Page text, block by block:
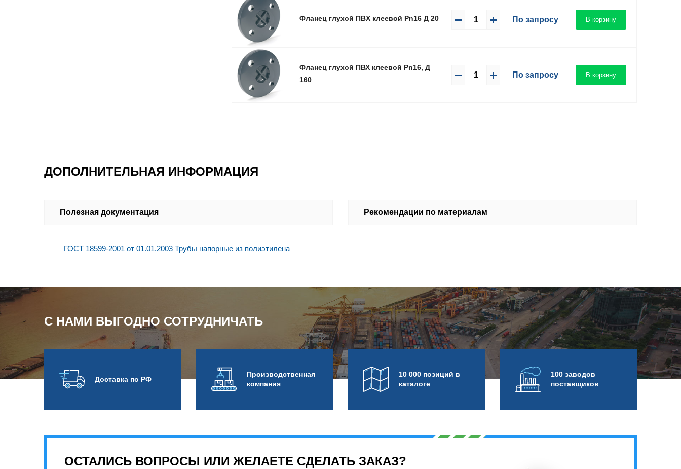
Фланец глуxой ПВX клеевой Pn16 Д 20 По запросу В корзину
Фланец глухой ПВХ клеевой Pn16, Д
160
По запросу В корзину
ДОПОЛНИТЕЛЬНАЯ ИНФОРМАЦИЯ
Полезная документация
ГОСТ 18599-2001 от 01.01.2003 Трубы напорные из полиэтилена
Рекомендации по материалам
С НАМИ ВЫГОДНО СОТРУДНИЧАТЬ
Доставка по РФ
Про­из­вод­ствен­ная
компания
10 000 позиций в
каталоге
100 заводов
поставщиков
ОСТАЛИСЬ ВОПРОСЫ ИЛИ ЖЕЛАЕТЕ СДЕЛАТЬ ЗАКАЗ?